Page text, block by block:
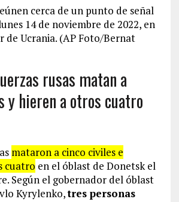
cerca de un punto de señal
14 de noviembre de 2022, en
de Ucrania. (AP Foto/Bernat
rusas matan a
y hieren a otros cuatro
mataron a cinco civiles e
cuatro en el óblast de Donetsk el
Según el gobernador del óblast
Kyrylenko,tres personas